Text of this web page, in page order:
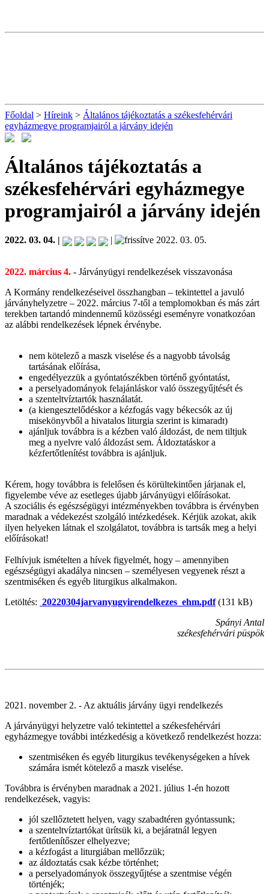
Főoldal > Híreink > Általános tájékoztatás a székesfehérvári
egyházmegye programjairól a járvány idején
Általános tájékoztatás a
székesfehérvári egyházmegye
programjairól a járvány idején
2022. 03. 04. | | 2022. 03. 05.
2022. március 4. - Járványügyi rendelkezések visszavonása
A Kormány rendelkezéseivel összhangban – tekintettel a javuló
járványhelyzetre – 2022. március 7-től a templomokban és más zárt
terekben tartandó mindennemű közösségi eseményre vonatkozóan
az alábbi rendelkezések lépnek érvénybe.
nem kötelező a maszk viselése és a nagyobb távolság
tartásának előírása,
engedélyezzük a gyóntatószékben történő gyóntatást,
a perselyadományok felajánláskor való összegyűjtését és
a szenteltvíztartók használatát.
(a kiengesztelődéskor a kézfogás vagy békecsók az új
misekönyvből a hivatalos liturgia szerint is kimaradt)
ajánljuk továbbra is a kézben való áldozást, de nem tiltjuk
meg a nyelvre való áldozást sem. Áldoztatáskor a
kézfertőtlenítést továbbra is ajánljuk.
Kérem, hogy továbbra is felelősen és körültekintően járjanak el,
figyelembe véve az esetleges újabb járványügyi előírásokat.
A szociális és egészségügyi intézményekben továbbra is érvényben
maradnak a védekezést szolgáló intézkedések. Kérjük azokat, akik
ilyen helyeken látnak el szolgálatot, továbbra is tartsák meg a helyi
előírásokat!
Felhívjuk ismételten a hívek figyelmét, hogy – amennyiben
egészségügyi akadálya nincsen – személyesen vegyenek részt a
szentmiséken és egyéb liturgikus alkalmakon.
Letöltés: 20220304jarvanyugyirendelkezes_ehm.pdf(131 kB)
Spányi Antal
székesfehérvári püspök
2021. november 2. - Az aktuális járvány ügyi rendelkezés
A járványügyi helyzetre való tekintettel a székesfehérvári
egyházmegye további intézkedésig a következő rendelkezést hozza:
szentmiséken és egyéb liturgikus tevékenységeken a hívek
számára ismét kötelező a maszk viselése.
Továbbra is érvényben maradnak a 2021. július 1-én hozott
rendelkezések, vagyis:
jól szellőztetett helyen, vagy szabadtéren gyóntassunk;
a szenteltvíztartókat ürítsük ki, a bejáratnál legyen
fertőtlenítőszer elhelyezve;
a kézfogást a liturgiában mellőzzük;
az áldoztatás csak kézbe történhet;
a perselyadományok összegyűjtése a szentmise végén
történjék;